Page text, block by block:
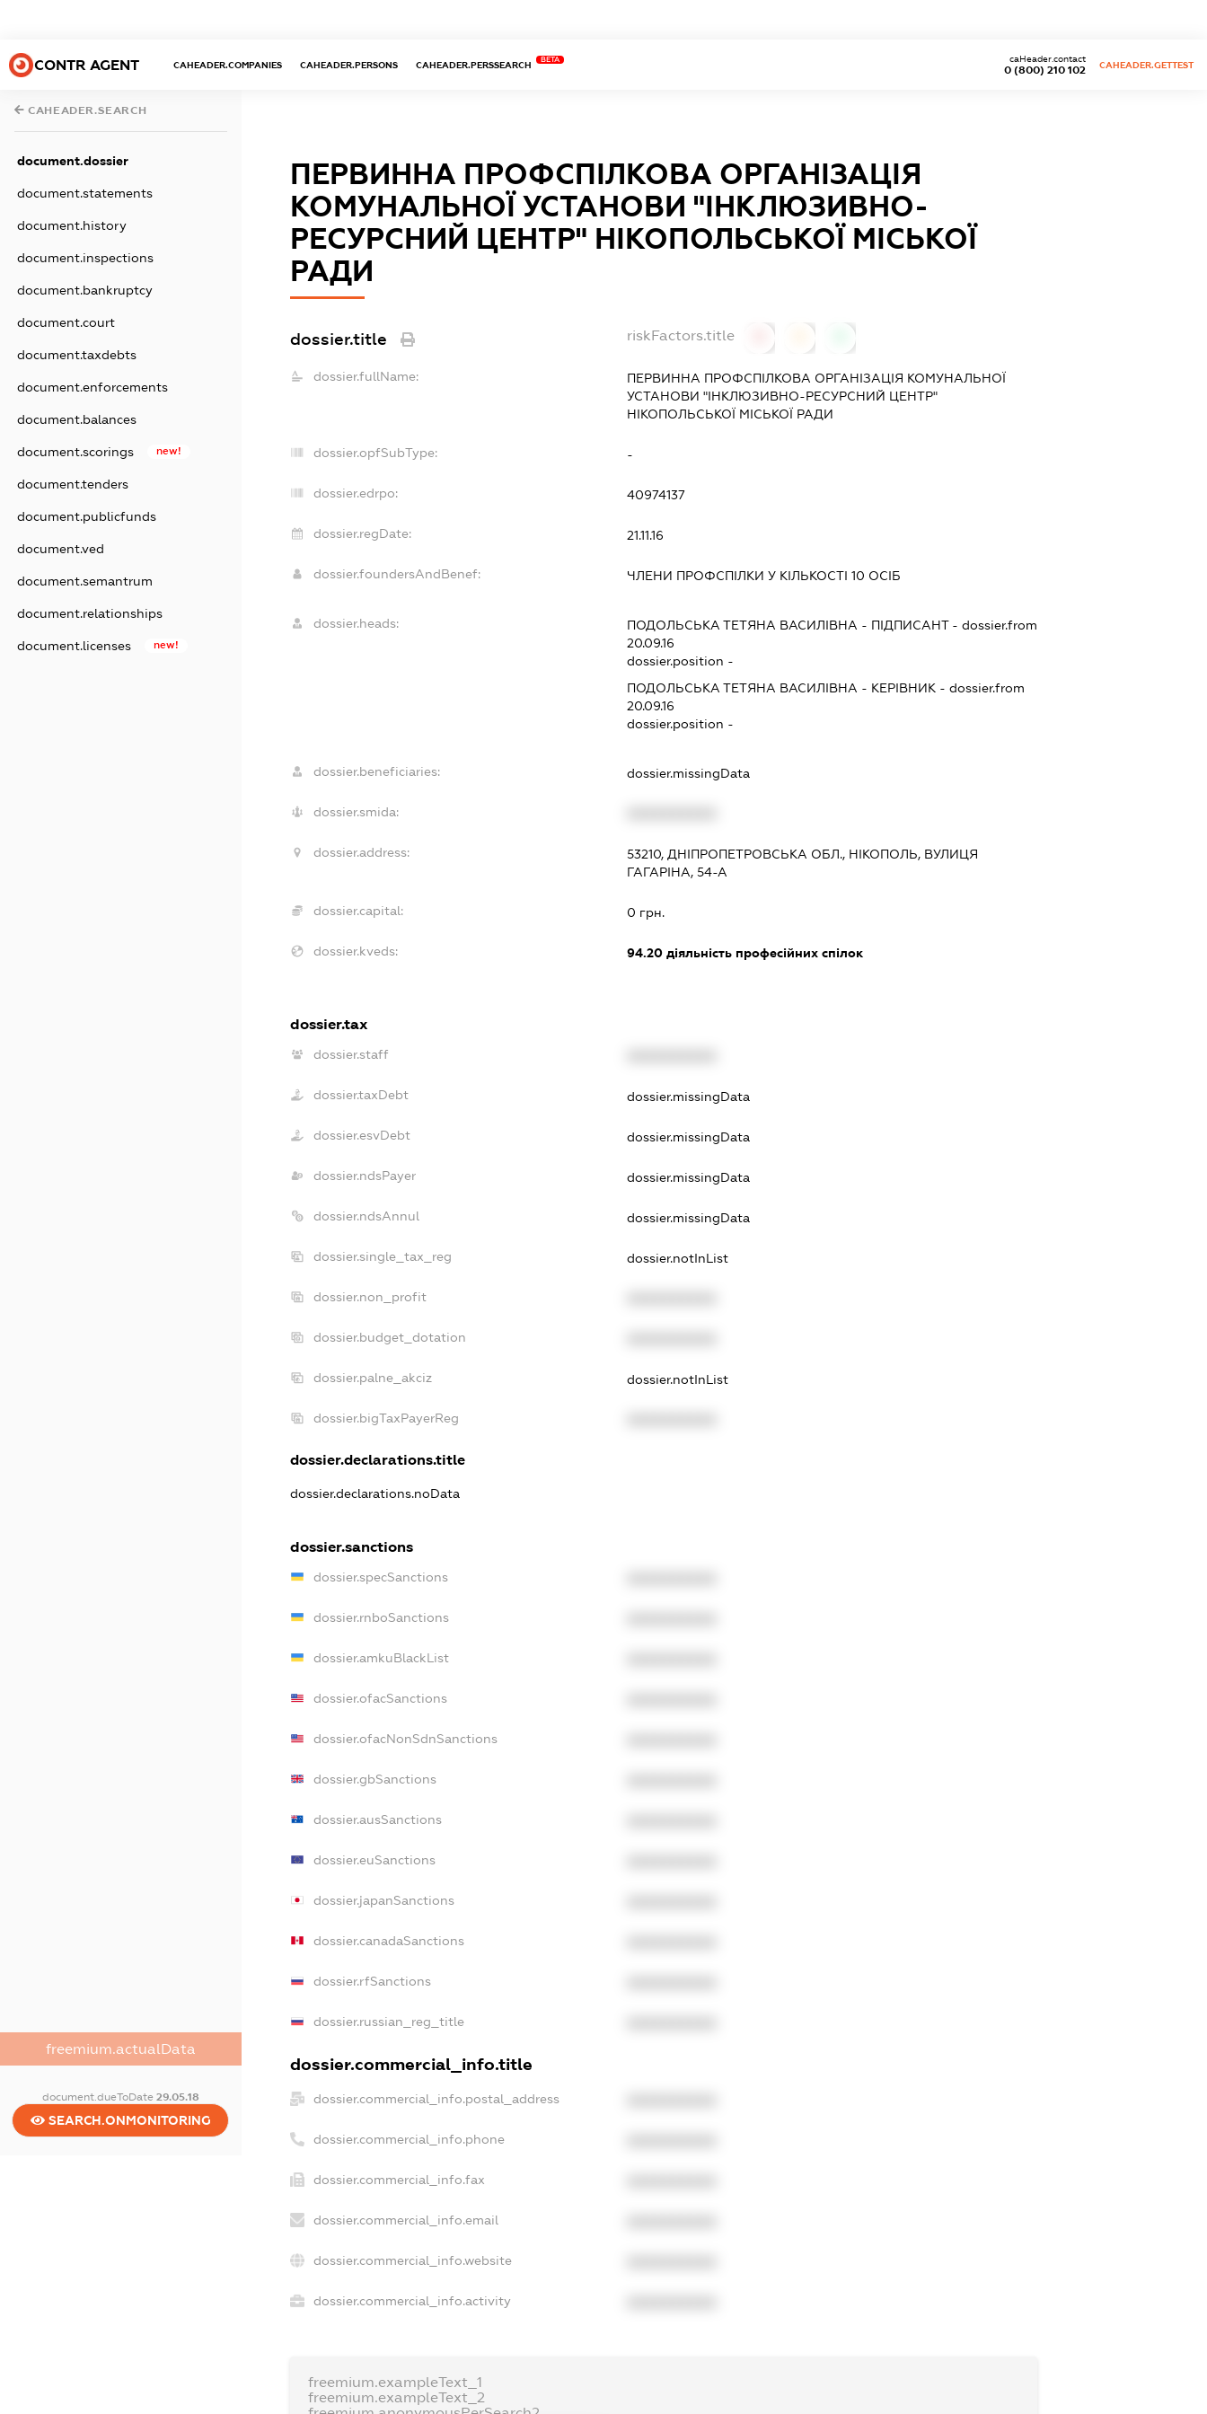
CONTR AGENT CAHEADER.COMPANIES CAHEADER.PERSONS CAHEADER.PERSSEARCH
BETA
0 (800) 210 102
caHeader.contact
CAHEADER.GETTEST
CAHEADER.SEARCH
document.dossier
document.statements
document.history
document.inspections
document.bankruptcy
document.court
document.taxdebts
document.enforcements
document.balances
document.scorings new!
document.tenders
document.publicfunds
document.ved
document.semantrum
document.relationships
document.licenses new!
freemium.actualData
document.dueToDate 29.05.18
SEARCH.ONMONITORING
ПЕРВИННА ПРОФСПІЛКОВА ОРГАНІЗАЦІЯ
КОМУНАЛЬНОЇ УСТАНОВИ "ІНКЛЮЗИВНО-
РЕСУРСНИЙ ЦЕНТР" НІКОПОЛЬСЬКОЇ МІСЬКОЇ
РАДИ
dossier.title riskFactors.title
dossier.fullName:
ПЕРВИННА ПРОФСПІЛКОВА ОРГАНІЗАЦІЯ КОМУНАЛЬНОЇ
УСТАНОВИ "ІНКЛЮЗИВНО-РЕСУРСНИЙ ЦЕНТР"
НІКОПОЛЬСЬКОЇ МІСЬКОЇ РАДИ
dossier.opfSubType: -
dossier.edrpo: 40974137
dossier.regDate: 21.11.16
dossier.foundersAndBenef: ЧЛЕНИ ПРОФСПІЛКИ У КІЛЬКОСТІ 10 ОСІБ
dossier.heads: ПОДОЛЬСЬКА ТЕТЯНА ВАСИЛІВНА - ПІДПИСАНТ- dossier.from
20.09.16
dossier.position -
ПОДОЛЬСЬКА ТЕТЯНА ВАСИЛІВНА - КЕРІВНИК - dossier.from
20.09.16
dossier.position -
dossier.beneficiaries: dossier.missingData
dossier.smida:
dossier.address:
53210, ДНІПРОПЕТРОВСЬКА ОБЛ., НІКОПОЛЬ, ВУЛИЦЯ
ГАГАРІНА, 54-А
dossier.capital: 0 грн.
dossier.kveds: 94.20діяльність професійних спілок
dossier.tax
dossier.staff
dossier.taxDebt dossier.missingData
dossier.esvDebt dossier.missingData
dossier.ndsPayer dossier.missingData
dossier.ndsAnnul dossier.missingData
dossier.single_tax_reg dossier.notInList
dossier.non_profit
dossier.budget_dotation
dossier.palne_akciz dossier.notInList
dossier.bigTaxPayerReg
dossier.declarations.title
dossier.declarations.noData
dossier.sanctions
dossier.specSanctions
dossier.rnboSanctions
dossier.amkuBlackList
dossier.ofacSanctions
dossier.ofacNonSdnSanctions
dossier.gbSanctions
dossier.ausSanctions
dossier.euSanctions
dossier.japanSanctions
dossier.canadaSanctions
dossier.rfSanctions
dossier.russian_reg_title
dossier.commercial_info.title
dossier.commercial_info.postal_address
dossier.commercial_info.phone
dossier.commercial_info.fax
dossier.commercial_info.email
dossier.commercial_info.website
dossier.commercial_info.activity
freemium.exampleText_1
freemium.exampleText_2